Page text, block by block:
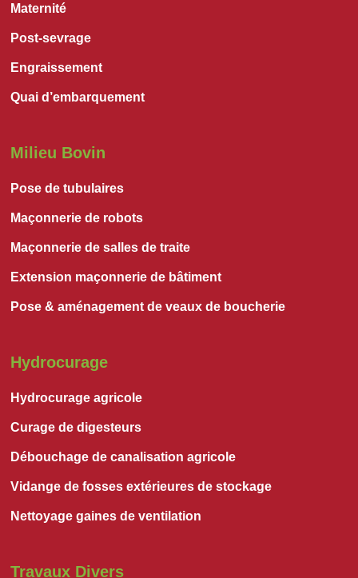
Maternité
Post-sevrage
Engraissement
Quai d’embarquement
Milieu Bovin
Pose de tubulaires
Maçonnerie de robots
Maçonnerie de salles de traite
Extension maçonnerie de bâtiment
Pose & aménagement de veaux de boucherie
Hydrocurage
Hydrocurage agricole
Curage de digesteurs
Débouchage de canalisation agricole
Vidange de fosses extérieures de stockage
Nettoyage gaines de ventilation
Travaux Divers